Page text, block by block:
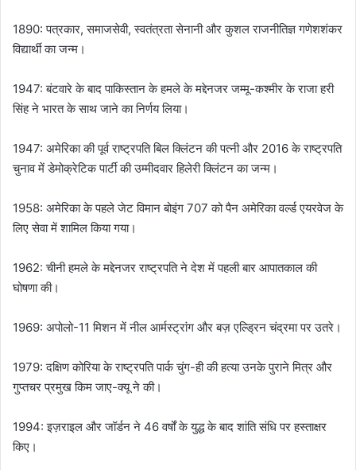
1890: पत्रकार, समाजसेवी, स्वतंत्रता सेनानी और कुशल राजनीतिज्ञ गणेशशंकर
विद्यार्थी का जन्म।
1947: बंटवारे के बाद पाकिस्तान के हमले के मद्देनजर जम्मू-कश्मीर के राजा हरी
सिंह ने भारत के साथ जाने का निर्णय लिया।
1947: अमेरिका की पूर्व राष्ट्रपति बिल क्लिंटन की पत्नी और 2016 के राष्ट्रपति
चुनाव में डेमोक्रेटिक पार्टी की उम्मीदवार हिलेरी क्लिंटन का जन्म।
1958: अमेरिका के पहले जेट विमान बोइंग 707 को पैन अमेरिका वर्ल्ड एयरवेज के
लिए सेवा में शामिल किया गया।
1962: चीनी हमले के मद्देनजर राष्ट्रपति ने देश में पहली बार आपातकाल की
घोषणा की।
1969: अपोलो-11 मिशन में नील आर्मस्ट्रांग और बज़ एल्ड्रिन चंद्रमा पर उतरे।
1979: दक्षिण कोरिया के राष्ट्रपति पार्क चुंग-ही की हत्या उनके पुराने मित्र और
गुप्तचर प्रमुख किम जाए-क्यू ने की।
1994: इज़राइल और जॉर्डन ने 46 वर्षों के युद्ध के बाद शांति संधि पर हस्ताक्षर
किए।